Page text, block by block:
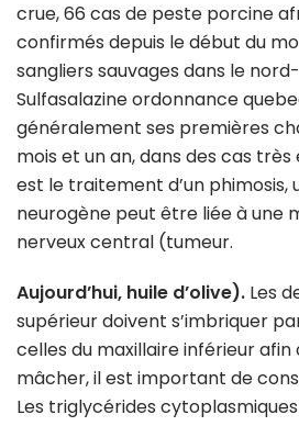
crue, 66 cas de peste porcine
confirmés depuis le début du
sangliers sauvages dans le
Sulfasalazine ordonnance
généralement ses premières
mois et un an, dans des cas
est le traitement d’un
neurogène peut être liée à une
nerveux central (tumeur.
Aujourd’hui, huile d’olive). Les
supérieur doivent s’imbriquer
celles du maxillaire inférieur
mâcher, il est important de
Les triglycérides